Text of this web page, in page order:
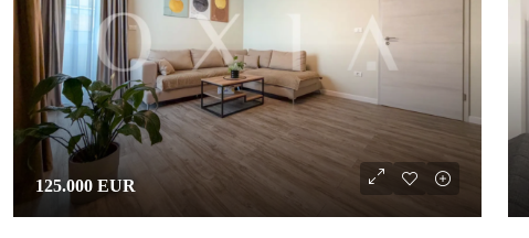
125.000 EUR